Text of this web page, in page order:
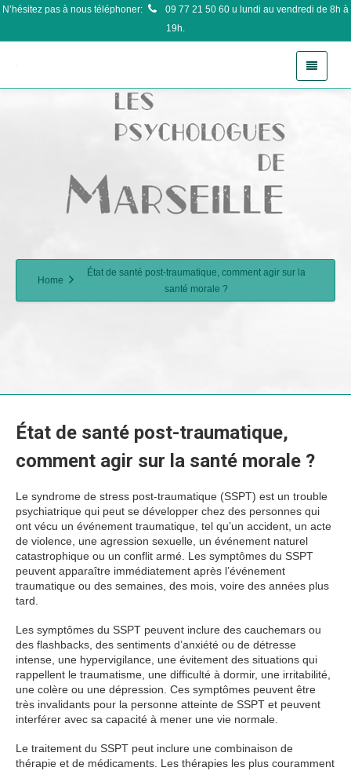
N’hésitez pas à nous téléphoner: 09 77 21 50 60 u lundi au vendredi de 8h à
19h.
Home
État de santé post-traumatique, comment agir sur la
santé morale ?
État de santé post-traumatique,
comment agir sur la santé morale ?
Le syndrome de stress post-traumatique (SSPT) est un trouble
psychiatrique qui peut se développer chez des personnes qui
ont vécu un événement traumatique, tel qu’un accident, un acte
de violence, une agression sexuelle, un événement naturel
catastrophique ou un conflit armé. Les symptômes du SSPT
peuvent apparaître immédiatement après l’événement
traumatique ou des semaines, des mois, voire des années plus
tard.
Les symptômes du SSPT peuvent inclure des cauchemars ou
des flashbacks, des sentiments d’anxiété ou de détresse
intense, une hypervigilance, une évitement des situations qui
rappellent le traumatisme, une difficulté à dormir, une irritabilité,
une colère ou une dépression. Ces symptômes peuvent être
très invalidants pour la personne atteinte de SSPT et peuvent
interférer avec sa capacité à mener une vie normale.
Le traitement du SSPT peut inclure une combinaison de
thérapie et de médicaments. Les thérapies les plus couramment